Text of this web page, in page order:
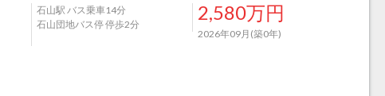
石山駅 バス乗車14分
石山団地バス停 停歩2分
2,580万円
2026年09月(築0年)